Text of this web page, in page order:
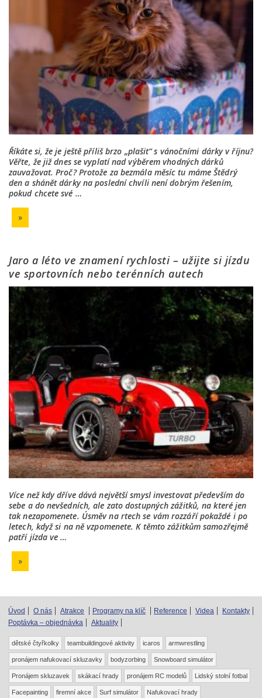
Říkáte si, že je ještě příliš brzo „plašit“ s vánočními dárky v říjnu?
Věřte, že již dnes se vyplatí nad výběrem vhodných dárků
zauvažovat. Proč? Protože za bezmála měsíc tu máme Štědrý
den a shánět dárky na poslední chvíli není dobrým řešením,
pokud chcete své …
»
Jaro a léto ve znamení rychlosti – užijte si jízdu
ve sportovních nebo terénních autech
Více než kdy dříve dává největší smysl investovat především do
sebe a do nevšedních, ale zato dostupných zážitků, na které jen
tak nezapomenete. Úsměv na rtech se vám rozzáří pokaždé i po
letech, když si na ně vzpomenete. K těmto zážitkům samozřejmě
patří jízda ve …
»
Úvod O nás Atrakce Programy na klíč Reference Videa
Kontakty
Poptávka – objednávka
Aktuality
dětské čtyřkolky teambuildingové aktivity icaros armwrestling
pronájem nafukovací skluzavky bodyzorbing Snowboard simulátor
Pronájem skluzavek skákací hrady pronájem RC modelů Lidský stolní fotbal
Facepainting firemní akce Surf simulátor Nafukovací hrady